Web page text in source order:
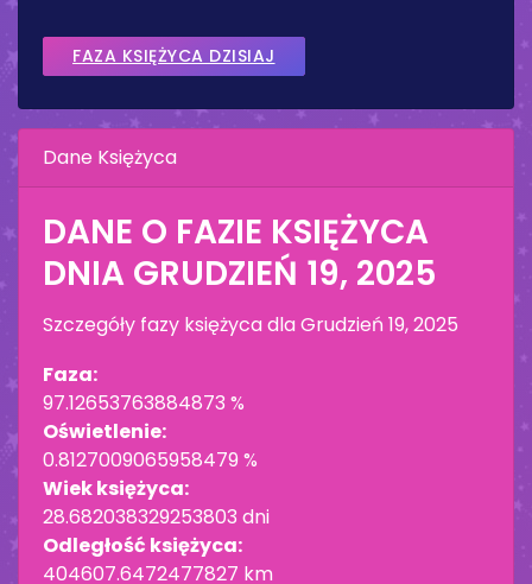
FAZA KSIĘŻYCA DZISIAJ
Dane Księżyca
DANE O FAZIE KSIĘŻYCA
DNIA GRUDZIEŃ 19, 2025
Szczegóły fazy księżyca dlaGrudzień 19, 2025
Faza:
97.12653763884873 %
Oświetlenie:
0.8127009065958479 %
Wiek księżyca:
28.682038329253803 dni
Odległość księżyca:
404607.6472477827 km